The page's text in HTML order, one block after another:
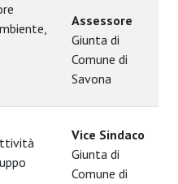
Assessore
Giunta di
Comune di
Savona
Vice Sindaco
Giunta di
Comune di